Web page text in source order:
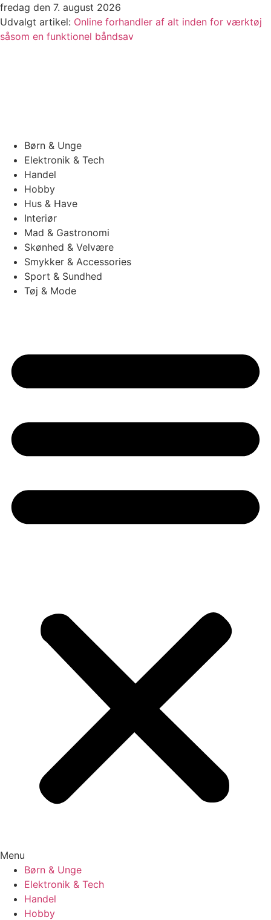
Videre
til
indhold
fredag den 7. august 2026
Udvalgt artikel: Online forhandler af alt inden for værktøj
såsom en funktionel båndsav
Børn & Unge
Elektronik & Tech
Handel
Hobby
Hus & Have
Interiør
Mad & Gastronomi
Skønhed & Velvære
Smykker & Accessories
Sport & Sundhed
Tøj & Mode
Menu
Børn & Unge
Elektronik & Tech
Handel
Hobby